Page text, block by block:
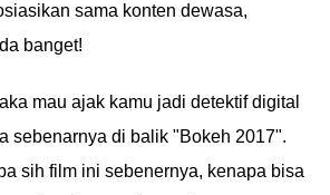
sama konten dewasa,
banget!
mau ajak kamu jadi detektif digital
sebenarnya di balik "Bokeh 2017".
sih film ini sebenernya, kenapa bisa